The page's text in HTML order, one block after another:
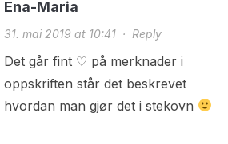
Ena-Maria
31. mai 2019 at 10:41· Reply
Det går fint ♡ på merknader i
oppskriften står det beskrevet
hvordan man gjør det i stekovn